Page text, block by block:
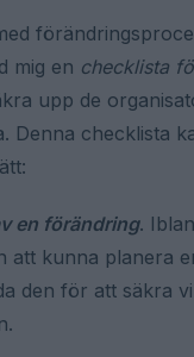
mig en checklista
upp de
Denna checklista
en förändring.
att kunna planera
den för att säkra